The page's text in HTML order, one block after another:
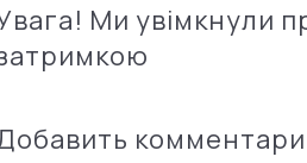
Ми увімкнули